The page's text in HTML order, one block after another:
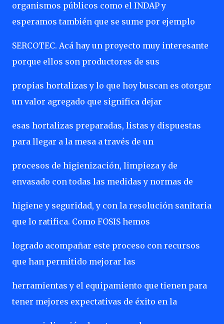
organismos públicos como el INDAP y
esperamos también que se sume por ejemplo
SERCOTEC. Acá hay un proyecto muy interesante
porque ellos son productores de sus
propias hortalizas y lo que hoy buscan es otorgar
un valor agregado que significa dejar
esas hortalizas preparadas, listas y dispuestas
para llegar a la mesa a través de un
procesos de higienización, limpieza y de
envasado con todas las medidas y normas de
higiene y seguridad, y con la resolución sanitaria
que lo ratifica. Como FOSIS hemos
logrado acompañar este proceso con recursos
que han permitido mejorar las
herramientas y el equipamiento que tienen para
tener mejores expectativas de éxito en la